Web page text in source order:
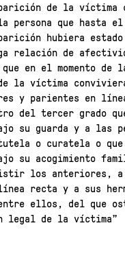
de la víctima
persona que hasta el
hubiera
relación de
en el momento de
la víctima
y parientes en
del tercer grado
su guarda y a las
o curatela o que
su acogimiento
los anteriores, a
recta y a sus
ellos, del que
legal de la víctima”